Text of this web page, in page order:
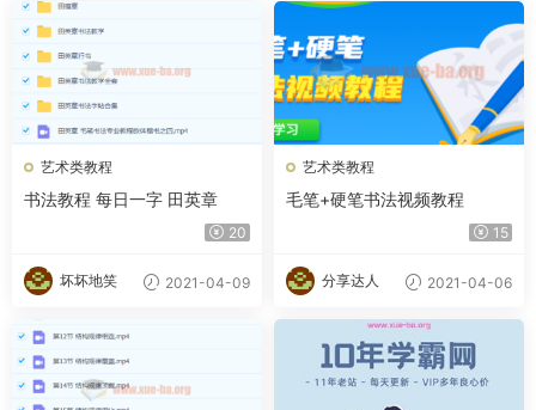
艺术类教程
书法教程 每日一字 田英章
20
坏坏地笑 2021-04-09
艺术类教程
毛笔+硬笔书法视频教程
15
分享达人 2021-04-06